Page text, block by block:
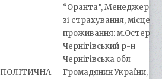
“Оранта”, Менеджер
зі страхування, місце
проживання: м.Остер
Чернігівський р-н
Чернігівська обл
ПОЛІТИЧНА
Громадянин України,